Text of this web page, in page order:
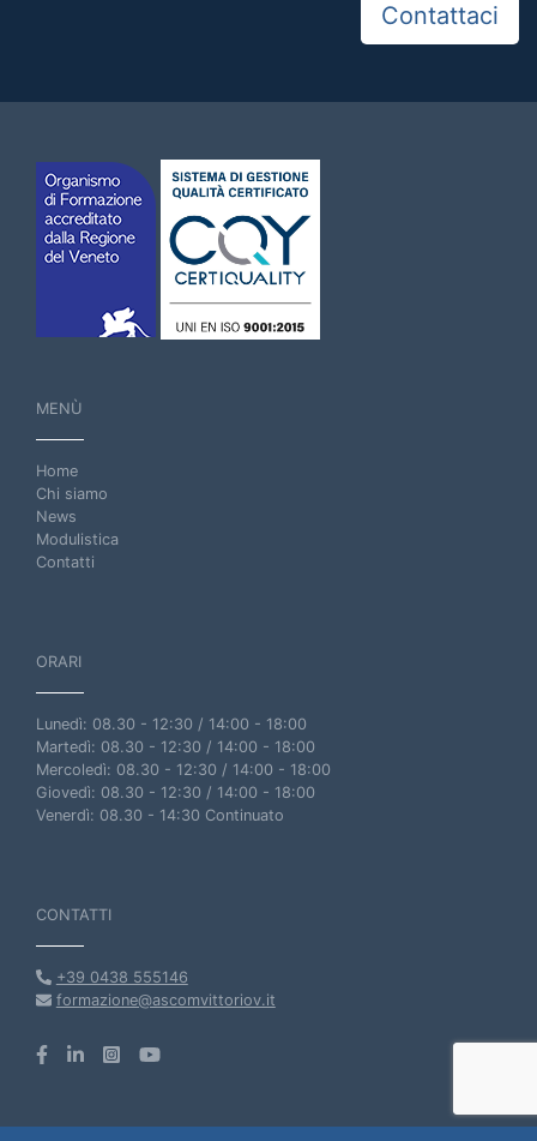
Contattaci
MENÙ
Home
Chi siamo
News
Modulistica
Contatti
ORARI
Lunedì: 08.30 - 12:30 / 14:00 - 18:00
Martedì: 08.30 - 12:30 / 14:00 - 18:00
Mercoledì: 08.30 - 12:30 / 14:00 - 18:00
Giovedì: 08.30 - 12:30 / 14:00 - 18:00
Venerdì: 08.30 - 14:30 Continuato
CONTATTI
+39 0438 555146
formazione@ascomvittoriov.it